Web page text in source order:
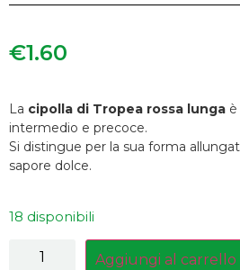
€1.60
La cipolla di Tropea rossa lunga
intermedio e precoce.
Si distingue per la sua forma
sapore dolce.
18 disponibili
Aggiungi al carrello